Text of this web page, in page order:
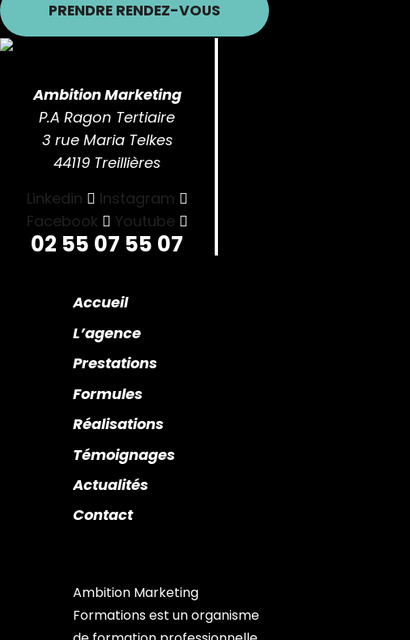
PRENDRE RENDEZ-VOUS
Ambition Marketing
P.A Ragon Tertiaire
3 rue Maria Telkes
44119 Treillières
Linkedin
Instagram
Facebook
Youtube
02 55 07 55 07
Accueil
L’agence
Prestations
Formules
Réalisations
Témoignages
Actualités
Contact
Ambition Marketing
Formations est un organisme